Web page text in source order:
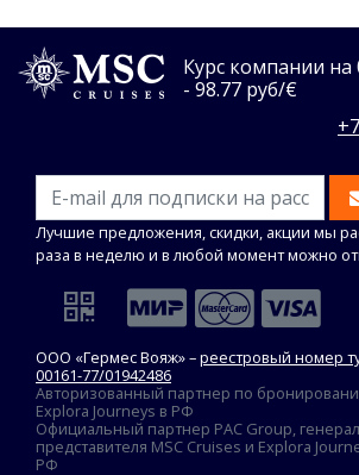
Курс компании на
- 98.77 руб/€
Лучшие предложения, скидки, акции мы
раза в неделю и в любой момент можно
ООО «Гермес Вояж» –реестровый номер
00161-77/01942486
Авторизованный партнер по
Explora Journeys в РФ
Официальный партнер PAC Group,
представителя MSC Cruises и Explora
РФ